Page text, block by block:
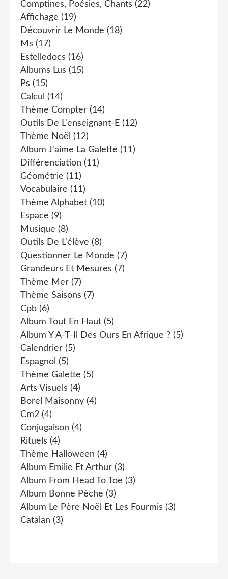
Comptines, Poésies, Chants (22)
Affichage (19)
Découvrir Le Monde (18)
Ms (17)
Estelledocs (16)
Albums Lus (15)
Ps (15)
Calcul (14)
Thème Compter (14)
Outils De L'enseignant-E (12)
Thème Noël (12)
Album J'aime La Galette (11)
Différenciation (11)
Géométrie (11)
Vocabulaire (11)
Thème Alphabet (10)
Espace (9)
Musique (8)
Outils De L'élève (8)
Questionner Le Monde (7)
Grandeurs Et Mesures (7)
Thème Mer (7)
Thème Saisons (7)
Cpb (6)
Album Tout En Haut (5)
Album Y A-T-Il Des Ours En Afrique ? (5)
Calendrier (5)
Espagnol (5)
Thème Galette (5)
Arts Visuels (4)
Borel Maisonny (4)
Cm2 (4)
Conjugaison (4)
Rituels (4)
Thème Halloween (4)
Album Emilie Et Arthur (3)
Album From Head To Toe (3)
Album Bonne Pêche (3)
Album Le Père Noël Et Les Fourmis (3)
Catalan (3)